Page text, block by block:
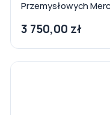
Przemysłowych
3 750,00 zł